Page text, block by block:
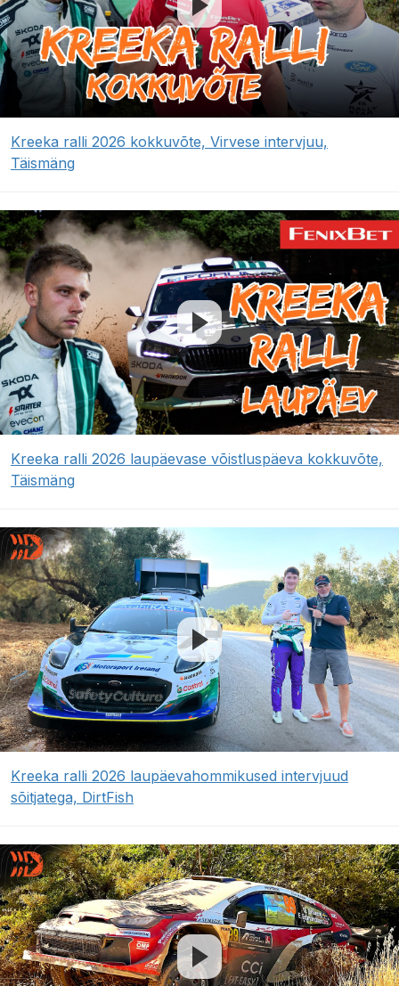
Kreeka ralli 2026 kokkuvõte, Virvese intervjuu,
Täismäng
Kreeka ralli 2026 laupäevase võistluspäeva kokkuvõte,
Täismäng
Kreeka ralli 2026 laupäevahommikused intervjuud
sõitjatega, DirtFish